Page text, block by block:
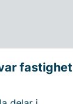
fastighet